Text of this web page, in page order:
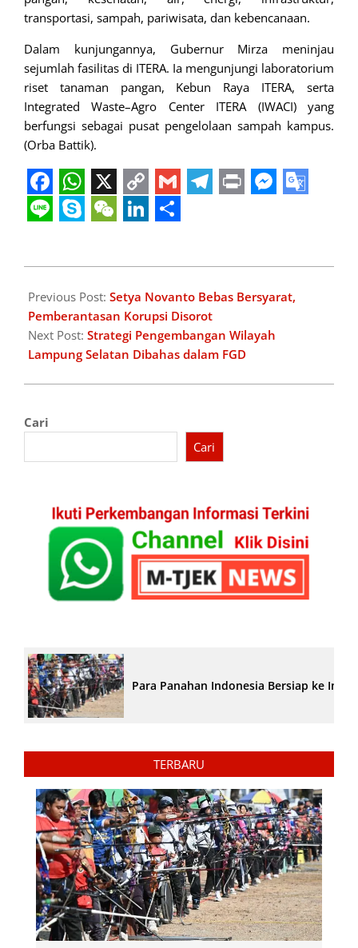
transportasi, sampah, pariwisata, dan kebencanaan.
Dalam kunjungannya, Gubernur Mirza meninjau
sejumlah fasilitas di ITERA. Ia mengunjungi laboratorium
riset tanaman pangan, Kebun Raya ITERA, serta
Integrated Waste–Agro Center ITERA (IWACI) yang
berfungsi sebagai pusat pengelolaan sampah kampus.
(Orba Battik).
Facebook
WhatsApp
X Copy
Link
Gmail
09-
03
Previous Post: Setya Novanto Bebas Bersyarat,
Pemberantasan Korupsi Disorot
Next Post: Strategi Pengembangan Wilayah
Lampung Selatan Dibahas dalam FGD
Cari
Cari
Para Panahan Indonesia Bersiap ke India
TERBARU